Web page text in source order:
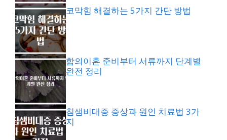
코막힘 해결하는 5가지 간단 방법
합의이혼 준비부터 서류까지 단계별
완전 정리
침샘비대증 증상과 원인 치료법 3가
지